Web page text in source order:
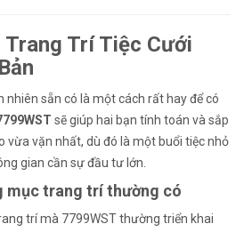
Trí Tiệc Cưới
nhiên sẵn có là một cách rất hay để có
sẽ giúp hai bạn tính toán và sắp
vừa vặn nhất, dù đó là một buổi tiệc nhỏ
gian cần sự đầu tư lớn.
mục trang trí thường có
trí mà 7799WST thường triển khai